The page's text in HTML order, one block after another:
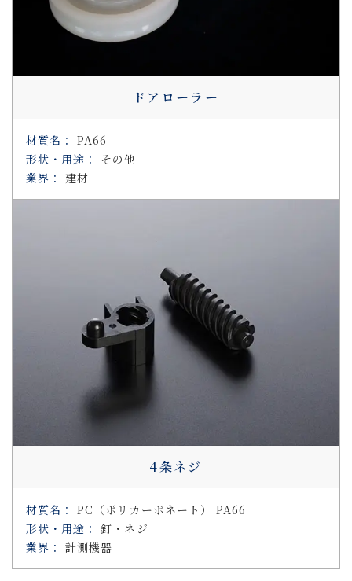
ドアローラー
材質名 ：
PA66
形状・用途 ：
その他
業界 ： 建材
4条ネジ
材質名 ：
PC（ポリカーボネート） PA66
形状・用途 ：
釘・ネジ
業界 ： 計測機器